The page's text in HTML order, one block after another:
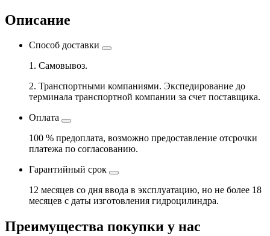
Описание
Способ доставки
1. Самовывоз.
2. Транспортными компаниями. Экспедирование до
терминала транспортной компании за счет поставщика.
Оплата
100 % предоплата, возможно предоставление отсрочки
платежа по согласованию.
Гарантийный срок
12 месяцев со дня ввода в эксплуатацию, но не более 18
месяцев с даты изготовления гидроцилиндра.
Преимущества покупки у нас